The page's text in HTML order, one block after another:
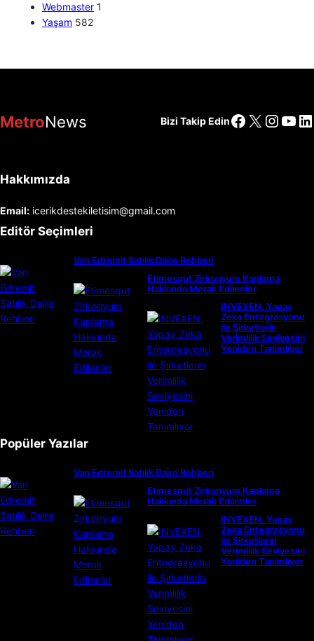
Webmaster 1
Yaşam 582
MetroNews Bizi Takip EdinFacebook
X
Hakkımızda
Email: icerikdestekiletisim@gmail.com
Editör Seçimleri
Van Edremit Satılık Daire Rehberi
Etimesgut Zirkonyum Kaplama
Hakkında Merak Edilenler
INVEXEN, Yapay
Zeka Entegrasyonu
ile Şirketlerin
Verimlilik Seviyesini
Yeniden Tanımlıyor
Popüler Yazılar
Van Edremit Satılık Daire Rehberi
Etimesgut Zirkonyum Kaplama
Hakkında Merak Edilenler
INVEXEN, Yapay
Zeka Entegrasyonu
ile Şirketlerin
Verimlilik Seviyesini
Yeniden Tanımlıyor